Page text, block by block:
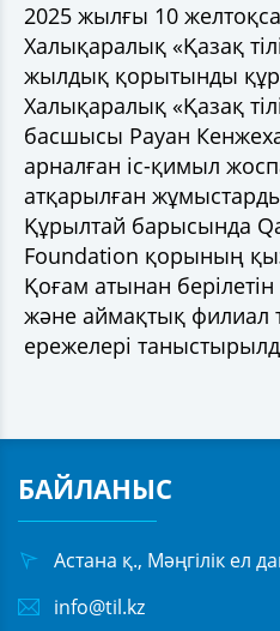
2025 жылғы 10
Халықаралық «Қазақ
жылдық қорытынды
Халықаралық «Қазақ
басшысы Рауан
арналған іс-қимыл
атқарылған
Құрылтай барысында
Foundation қорының
Қоғам атынан
және аймақтық филиал
ережелері
БАЙЛАНЫС
Астана қ., Мәңгілік ел
info@til.kz